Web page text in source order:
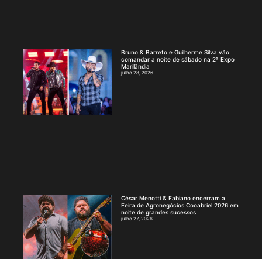
Bruno & Barreto e Guilherme Silva vão
comandar a noite de sábado na 2ª Expo
Marilândia
julho 28, 2026
César Menotti & Fabiano encerram a
Feira de Agronegócios Cooabriel 2026 em
noite de grandes sucessos
julho 27, 2026